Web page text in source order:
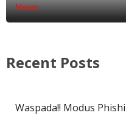
News
Recent Posts
Waspada!! Modus